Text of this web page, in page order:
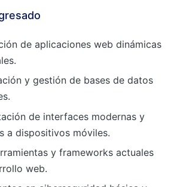
de aplicaciones web dinámicas
y gestión de bases de datos
de interfaces modernas y
a dispositivos móviles.
y frameworks actuales
web.